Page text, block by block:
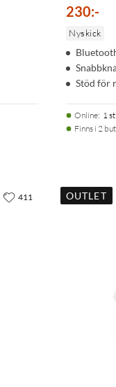
230:-
Nyskick
Stöd för
Online: 1 st
Finns i 2
411 OUTLET